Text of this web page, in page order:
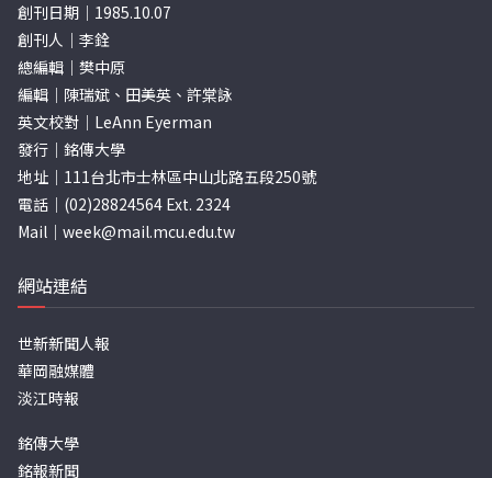
創刊日期｜1985.10.07
創刊人｜李銓
總編輯｜樊中原
編輯｜陳瑞斌、田美英、許棠詠
英文校對｜LeAnn Eyerman
發行｜銘傳大學
地址｜111台北市士林區中山北路五段250號
電話｜(02)28824564 Ext. 2324
Mail｜ week@mail.mcu.edu.tw
網站連結
世新新聞人報
華岡融媒體
淡江時報
銘傳大學
銘報新聞